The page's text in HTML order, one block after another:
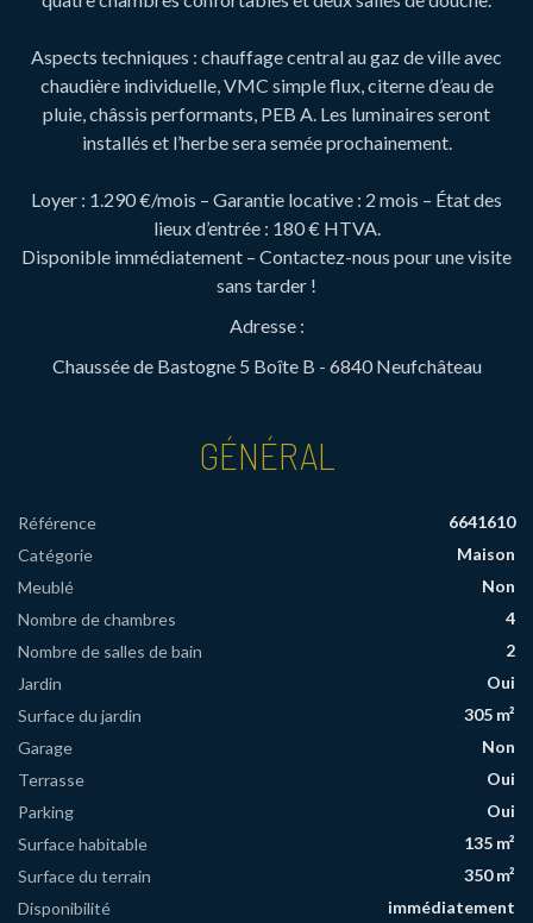
Aspects techniques : chauffage central au gaz de ville avec
chaudière individuelle, VMC simple flux, citerne d’eau de
pluie, châssis performants, PEB A. Les luminaires seront
installés et l’herbe sera semée prochainement.
Loyer : 1.290 €/mois – Garantie locative : 2 mois – État des
lieux d’entrée : 180 € HTVA.
Disponible immédiatement – Contactez-nous pour une visite
sans tarder !
Adresse :
Chaussée de Bastogne 5 Boîte B - 6840 Neufchâteau
GÉNÉRAL
Référence
6641610
Catégorie
Maison
Meublé
Non
Nombre de chambres
4
Nombre de salles de bain
2
Jardin
Oui
Surface du jardin
305 m²
Garage
Non
Terrasse
Oui
Parking
Oui
Surface habitable
135 m²
Surface du terrain
350 m²
Disponibilité
immédiatement